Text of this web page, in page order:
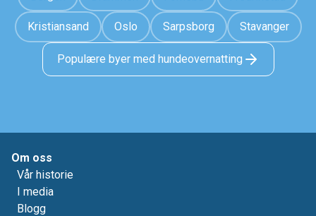
Kristiansand Oslo Sarpsborg Stavanger
Populære byer med hundeovernatting
Om oss
Vår historie
I media
Blogg